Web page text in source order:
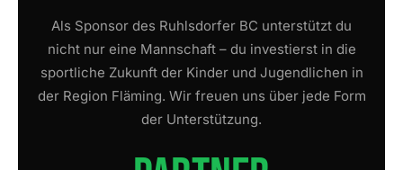
Als Sponsor des Ruhlsdorfer BC unterstützt du
nicht nur eine Mannschaft – du investierst in die
sportliche Zukunft der Kinder und Jugendlichen in
der Region Fläming. Wir freuen uns über jede Form
der Unterstützung.